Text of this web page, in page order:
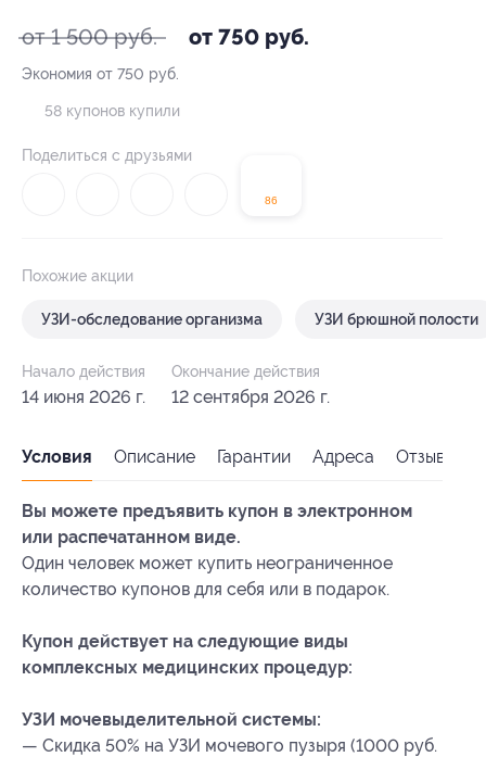
от 1 500 руб. от 750 руб.
Экономия от 750 руб.
86
58 купонов купили
Поделиться с друзьями
Похожие акции
УЗИ-обследование организма УЗИ брюшной полости
Начало действия
14 июня 2026 г.
Окончание действия
12 сентября 2026 г.
Условия Описание Гарантии Адреса Отзывы
Вы можете предъявить купон в электронном
или распечатанном виде.
Один человек может купить неограниченное
количество купонов для себя или в подарок.
Купон действует на следующие виды
комплексных медицинских процедур:
УЗИ мочевыделительной системы:
— Скидка 50% на УЗИ мочевого пузыря (1000 руб.